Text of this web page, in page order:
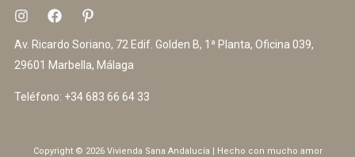
Av. Ricardo Soriano, 72 Edif. Golden B, 1ª Planta, Oficina 039,
29601 Marbella, Málaga
Teléfono: +34 683 66 64 33
Copyright © 2026 Vivienda Sana Andalucía | Hecho con mucho amor